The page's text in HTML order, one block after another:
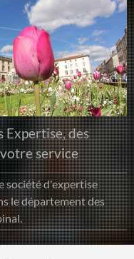
Expertise, des
service
société d'expertise
le département des